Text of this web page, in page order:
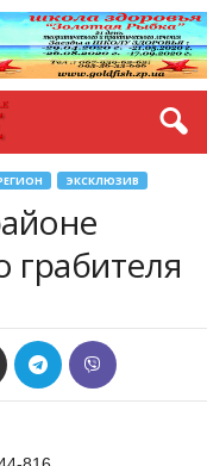
ЭКСКЛЮЗИВ
грабителя